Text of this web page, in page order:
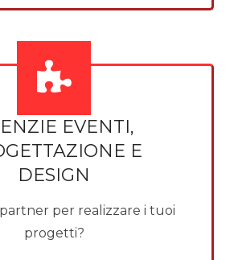
EVENTI,
E
DESIGN
per realizzare i tuoi
progetti?